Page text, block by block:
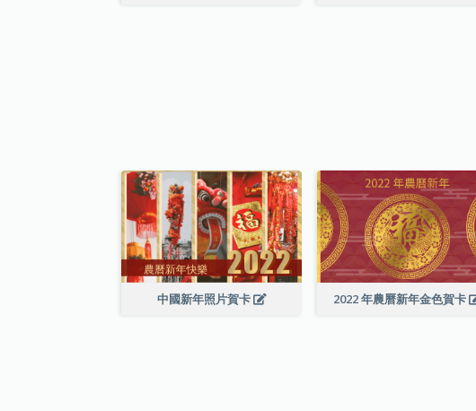
中國新年照片賀卡 2022 年農曆新年金色賀卡